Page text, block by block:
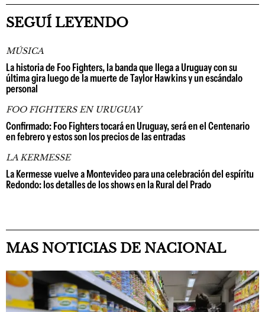
SEGUÍ LEYENDO
MÚSICA
La historia de Foo Fighters, la banda que llega a Uruguay con su
última gira luego de la muerte de Taylor Hawkins y un escándalo
personal
FOO FIGHTERS EN URUGUAY
Confirmado: Foo Fighters tocará en Uruguay, será en el Centenario
en febrero y estos son los precios de las entradas
LA KERMESSE
La Kermesse vuelve a Montevideo para una celebración del espíritu
Redondo: los detalles de los shows en la Rural del Prado
MAS NOTICIAS DE NACIONAL